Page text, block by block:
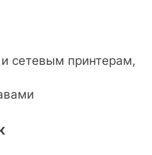
и сетевым принтерам,